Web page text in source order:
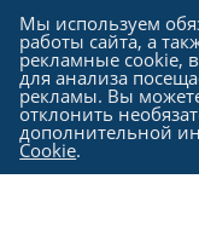
Каталог -
Мы используем
работы сайта, а
рекламные cookie,
для анализа
рекламы. Вы
отклонить
дополнительной
Cookie.